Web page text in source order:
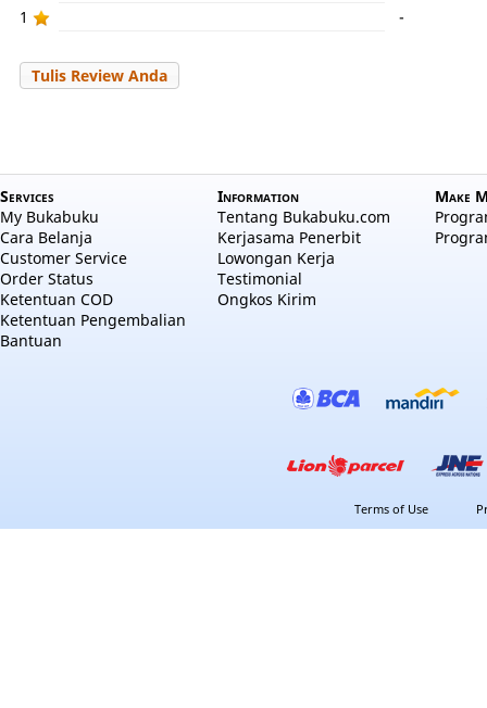
1
-
Tulis Review Anda
Services
My Bukabuku
Cara Belanja
Customer Service
Order Status
Ketentuan COD
Ketentuan Pengembalian
Bantuan
Information
Tentang Bukabuku.com
Kerjasama Penerbit
Lowongan Kerja
Testimonial
Ongkos Kirim
Make
Terms of Use